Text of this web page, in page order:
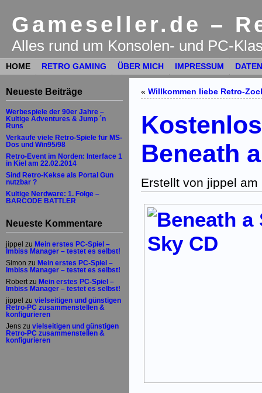
Gameseller.de –
Alles rund um Konsolen- und PC-
HOME RETRO GAMING ÜBER MICH IMPRESSUM
Neueste Beiträge
Werbespiele der 90er Jahre –
Kultige Adventures & Jump ´n
Runs
Verkaufe viele Retro-Spiele für MS-
Dos und Win95/98
Retro-Event im Norden: Interface 1
in Kiel am 22.02.2014
Sind Retro-Kekse als Portal Gun
nutzbar ?
Kultige Nerdware: 1. Folge –
BARCODE BATTLER
Neueste Kommentare
jippel zu Mein erstes PC-Spiel –
Imbiss Manager – testet es selbst!
Simon zu Mein erstes PC-Spiel –
Imbiss Manager – testet es selbst!
Robert zu Mein erstes PC-Spiel –
Imbiss Manager – testet es selbst!
jippel zu vielseitigen und günstigen
Retro-PC zusammenstellen &
konfigurieren
Jens zu vielseitigen und günstigen
Retro-PC zusammenstellen &
konfigurieren
« Willkommen liebe Retro-
Beneath
Erstellt von jippel